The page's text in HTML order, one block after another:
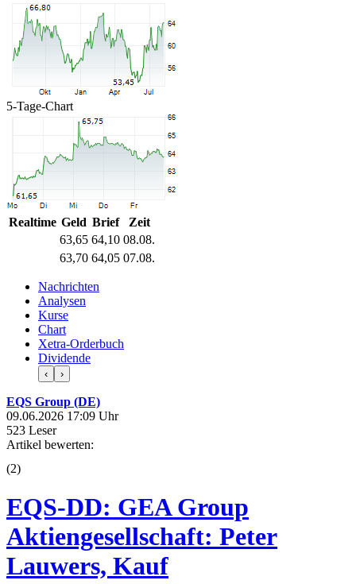
5-Tage-Chart
Realtime Geld Brief
Zeit
63,65 64,10 08.08.
63,70 64,05 07.08.
Nachrichten
Analysen
Kurse
Chart
Xetra-Orderbuch
Dividende
‹ ›
EQS Group (DE)
09.06.2026 17:09 Uhr
523 Leser
Artikel bewerten:
(2)
EQS-DD: GEA Group
Aktiengesellschaft: Peter
Lauwers, Kauf